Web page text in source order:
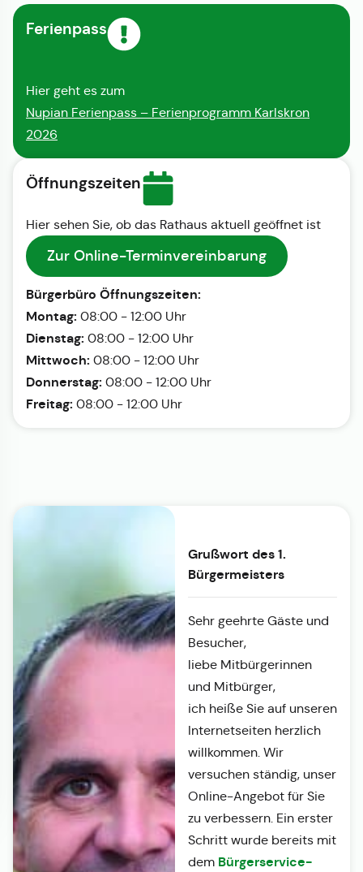
Ferienpass
Hier geht es zum
Nupian Ferienpass – Ferienprogramm Karlskron
2026
Öffnungszeiten
Hier sehen Sie, ob das Rathaus aktuell geöffnet ist
Zur Online-Terminvereinbarung
Bürgerbüro Öffnungszeiten:
Montag: 08:00 - 12:00 Uhr
Dienstag: 08:00 - 12:00 Uhr
Mittwoch: 08:00 - 12:00 Uhr
Donnerstag: 08:00 - 12:00 Uhr
Freitag: 08:00 - 12:00 Uhr
Grußwort des 1.
Bürgermeisters
Sehr geehrte Gäste und
Besucher,
liebe Mitbürgerinnen
und Mitbürger,
ich heiße Sie auf unseren
Internetseiten herzlich
willkommen. Wir
versuchen ständig, unser
Online-Angebot für Sie
zu verbessern. Ein erster
Schritt wurde bereits mit
dem Bürgerservice-